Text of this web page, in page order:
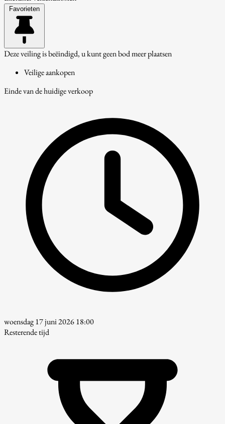
Favorieten
Deze veiling is beëindigd, u kunt geen bod meer plaatsen
Veilige aankopen
Einde van de huidige verkoop
woensdag 17 juni 2026 18:00
Resterende tijd